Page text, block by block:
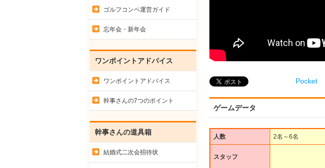
ゴルフコンペ運営ガイド
忘年会・新年会
ワンポイントアドバイス
ワンポイントアドバイス
幹事さんの7つのポイント
幹事さんの道具箱
結婚式二次会招待状
Pocket
ゲームデータ
人数 2名～6名
スタッフ